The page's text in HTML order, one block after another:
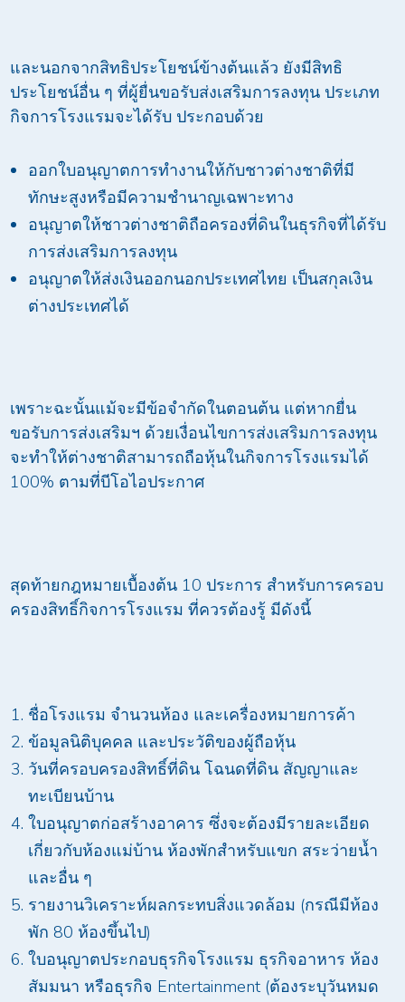
และนอกจากสิทธิประโยชน์ข้างต้นแล้ว ยังมีสิทธิ
ประโยชน์อื่น ๆ ที่ผู้ยื่นขอรับส่งเสริมการลงทุน ประเภท
กิจการโรงแรมจะได้รับ ประกอบด้วย
ออกใบอนุญาตการทำงานให้กับชาวต่างชาติที่มี
ทักษะสูงหรือมีความชำนาญเฉพาะทาง
อนุญาตให้ชาวต่างชาติถือครองที่ดินในธุรกิจที่ได้รับ
การส่งเสริมการลงทุน
อนุญาตให้ส่งเงินออกนอกประเทศไทย เป็นสกุลเงิน
ต่างประเทศได้
เพราะฉะนั้นแม้จะมีข้อจำกัดในตอนต้น แต่หากยื่น
ขอรับการส่งเสริมฯ ด้วยเงื่อนไขการส่งเสริมการลงทุน
จะทำให้ต่างชาติสามารถถือหุ้นในกิจการโรงแรมได้
100% ตามที่บีโอไอประกาศ
สุดท้ายกฎหมายเบื้องต้น 10 ประการ สำหรับการครอบ
ครองสิทธิ์กิจการโรงแรม ที่ควรต้องรู้ มีดังนี้
ชื่อโรงแรม จำนวนห้อง และเครื่องหมายการค้า
ข้อมูลนิติบุคคล และประวัติของผู้ถือหุ้น
วันที่ครอบครองสิทธิ์ที่ดิน โฉนดที่ดิน สัญญาและ
ทะเบียนบ้าน
ใบอนุญาตก่อสร้างอาคาร ซึ่งจะต้องมีรายละเอียด
เกี่ยวกับห้องแม่บ้าน ห้องพักสำหรับแขก สระว่ายน้ำ
และอื่น ๆ
รายงานวิเคราะห์ผลกระทบสิ่งแวดล้อม (กรณีมีห้อง
พัก 80 ห้องขึ้นไป)
ใบอนุญาตประกอบธุรกิจโรงแรม ธุรกิจอาหาร ห้อง
สัมมนา หรือธุรกิจ Entertainment (ต้องระบุวันหมด